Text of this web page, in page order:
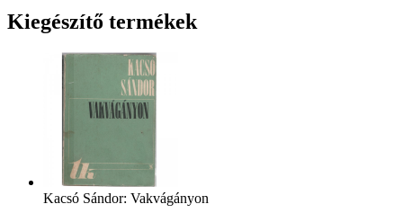
Kiegészítő termékek
Kacsó Sándor: Vakvágányon